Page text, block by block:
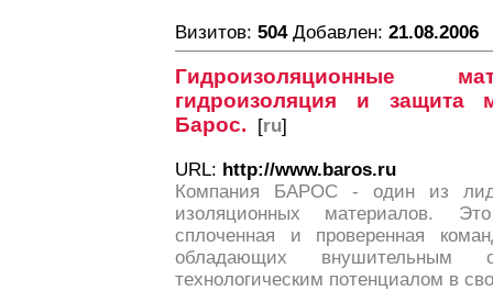
Визитов: 504Добавлен: 21.08.2006
Гидроизоляционные
гидроизоляция и защита
Барос. [ru]
URL: http://www.baros.ru
Компания БАРОС - один из
изоляционных материалов.
сплоченная и проверенная
обладающих внушительным
технологическим потенциалом в